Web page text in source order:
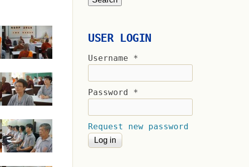
USER LOGIN
Username *
Password *
Request new password